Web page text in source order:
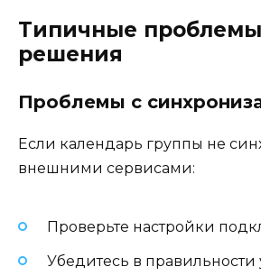
Типичные
решения
Проблемы с
Если календарь группы не
внешними сервисами:
Проверьте настройки
Убедитесь в правильности